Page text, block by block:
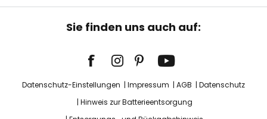
Sie finden uns auch auf:
Datenschutz-Einstellungen Impressum AGB
Datenschutz
Hinweis zur Batterieentsorgung